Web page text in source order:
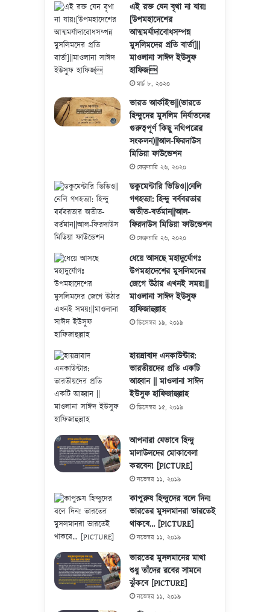
এই রক্ত যেন বৃথা না যায়!
[উপমহাদেশের
আত্মমর্যাদাবোধসম্পন্ন
মুসলিমদের প্রতি বার্তা]||
মাওলানা সাঈদ ইউসুফ
হাফিজ
মার্চ ৮, ২০২০
ভারত আর্কাইভ||(ভারতে
হিন্দুদের মুসলিম নির্যাতনের
গুরুত্বপূর্ণ কিছু নথিপত্রের
সংকলন)||আল-ফিরদাউস
মিডিয়া ফাউন্ডেশন
ফেব্রুয়ারি ২৬, ২০২০
ডকুমেন্টারি ভিডিও||নেলি
গণহত্যা: হিন্দু বর্ববরতার
অতীত-বর্তমান||আল-
ফিরদাউস মিডিয়া ফাউন্ডেশন
ফেব্রুয়ারি ২৬, ২০২০
ধেয়ে আসছে মহাদুর্যোগঃ
উপমহাদেশের মুসলিমদের
জেগে উঠার এখনই সময়!||
মাওলানা সাঈদ ইউসুফ
হাফিজাহুল্লাহ
ডিসেম্বর ১৯, ২০১৯
হায়দ্রাবাদ এনকাউন্টার:
ভারতীয়দের প্রতি একটি
আহ্বান || মাওলানা সাঈদ
ইউসুফ হাফিজাহুল্লাহ
ডিসেম্বর ১৫, ২০১৯
আপনারা যেভাবে হিন্দু
মালাউলদের মোকাবেলা
করবেন! [PICTURE]
নভেম্বর ১১, ২০১৯
কাপুরুষ হিন্দুদের বলে দিন!
ভারতের মুসলমানরা ভারতেই
থাকবে… [PICTURE]
নভেম্বর ১১, ২০১৯
ভারতের মুসলমানের মাথা
শুধু তাঁদের রবের সামনে
ঝুঁকবে [PICTURE]
নভেম্বর ১১, ২০১৯